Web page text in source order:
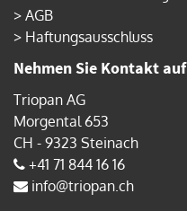
> AGB
> Haftungsausschluss
Nehmen Sie Kontakt auf
Triopan AG
Morgental 653
CH - 9323 Steinach
+41 71 844 16 16
info@triopan.ch